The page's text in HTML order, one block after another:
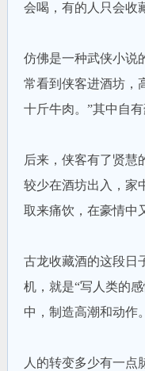
会喝，有的人只会收
仿佛是一种武侠小说
常看到侠客进酒坊，
十斤牛肉。”其中自
后来，侠客有了贤慧
较少在酒坊出入，家
取来痛饮，在豪情中
古龙收藏酒的这段日
机，就是“写人类的
中，制造高潮和动作
人的转变多少有一点